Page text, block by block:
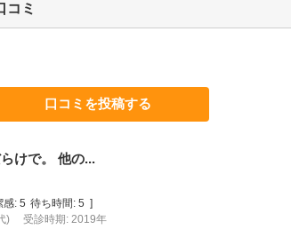
コミ
口コミを投稿する
けで。 他の...
感: 5 待ち時間: 5 ]
) 受診時期: 2019年